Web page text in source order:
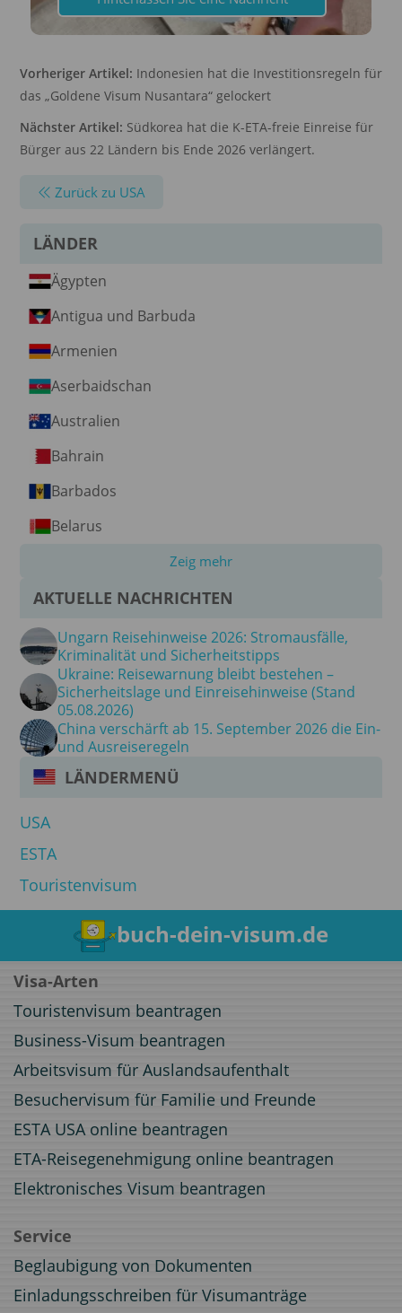
Vorheriger Artikel: Indonesien hat die Investitionsregeln für
das „Goldene Visum Nusantara“ gelockert
Nächster Artikel: Südkorea hat die K-ETA-freie Einreise für
Bürger aus 22 Ländern bis Ende 2026 verlängert.
Zurück zu USA
LÄNDER
Ägypten
Antigua und Barbuda
Armenien
Aserbaidschan
Australien
Bahrain
Barbados
Belarus
Zeig mehr
AKTUELLE NACHRICHTEN
Ungarn Reisehinweise 2026: Stromausfälle,
Kriminalität und Sicherheitstipps
Ukraine: Reisewarnung bleibt bestehen –
Sicherheitslage und Einreisehinweise (Stand
05.08.2026)
China verschärft ab 15. September 2026 die Ein-
und Ausreiseregeln
LÄNDERMENÜ
USA
ESTA
Touristenvisum
buch-dein-visum.de
Visa-Arten
Touristenvisum beantragen
Business-Visum beantragen
Arbeitsvisum für Auslandsaufenthalt
Besuchervisum für Familie und Freunde
ESTA USA online beantragen
ETA-Reisegenehmigung online beantragen
Elektronisches Visum beantragen
Service
Beglaubigung von Dokumenten
Einladungsschreiben für Visumanträge